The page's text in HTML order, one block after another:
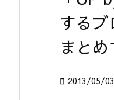
する
まとめ
 2013/05/03